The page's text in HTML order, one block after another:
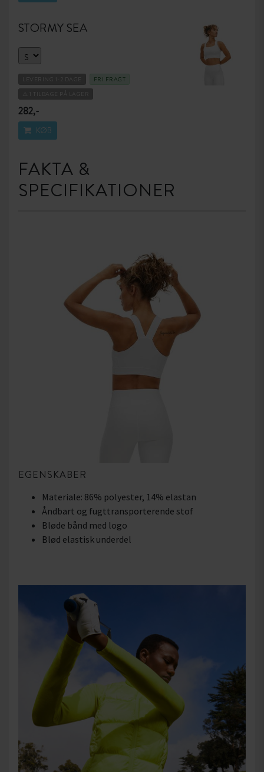
STORMY SEA
LEVERING 1-2 DAGE
FRI FRAGT
⚠️ 1 TILBAGE PÅ LAGER
282,-
KØB
FAKTA &
SPECIFIKATIONER
EGENSKABER
Materiale: 86% polyester, 14% elastan
Åndbart og fugttransporterende stof
Bløde bånd med logo
Blød elastisk underdel